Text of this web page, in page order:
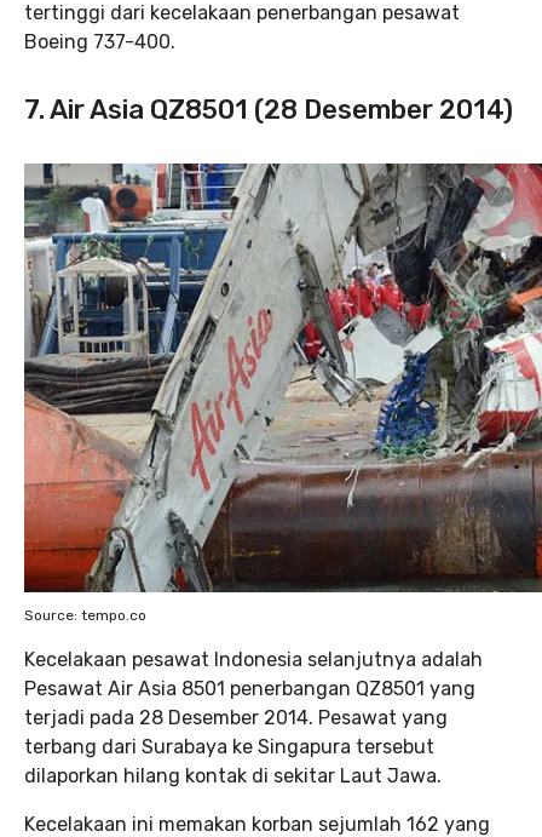
tertinggi dari kecelakaan penerbangan pesawat
Boeing 737-400.
7. Air Asia QZ8501 (28 Desember 2014)
Source: tempo.co
Kecelakaan pesawat Indonesia selanjutnya adalah
Pesawat Air Asia 8501 penerbangan QZ8501 yang
terjadi pada 28 Desember 2014. Pesawat yang
terbang dari Surabaya ke Singapura tersebut
dilaporkan hilang kontak di sekitar Laut Jawa.
Kecelakaan ini memakan korban sejumlah 162 yang